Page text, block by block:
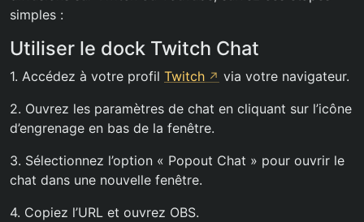
simples :
Utiliser le dock Twitch Chat
1. Accédez à votre profil Twitch
via votre navigateur.
2. Ouvrez les paramètres de chat en cliquant sur l’icône
d’engrenage en bas de la fenêtre.
3. Sélectionnez l’option « Popout Chat » pour ouvrir le
chat dans une nouvelle fenêtre.
4. Copiez l’URL et ouvrez OBS.